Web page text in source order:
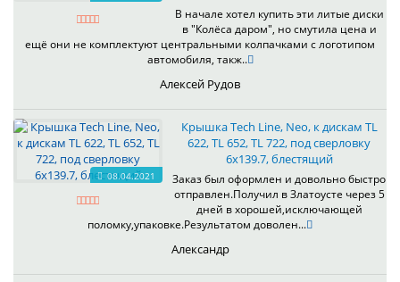
В начале хотел купить эти литые диски
в "Колёса даром", но смутила цена и
ещё они не комплектуют центральными колпачками с логотипом
автомобиля, такж..
Алексей Рудов
08.04.2021
Крышка Tech Line, Neo, к дискам TL
622, TL 652, TL 722, под сверловку
6х139.7, блестящий
Заказ был оформлен и довольно быстро
отправлен.Получил в Златоусте через 5
дней в хорошей,исключающей
поломку,упаковке.Результатом доволен...
Александр